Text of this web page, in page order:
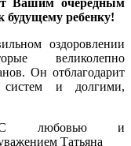
ребенку!
оздоровлении
великолепно
Он отблагодарит
и долгими,
любовью и
Татьяна